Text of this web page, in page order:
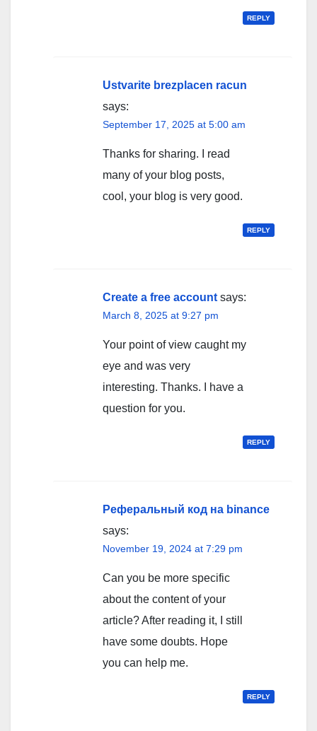
REPLY
Ustvarite brezplacen racun
says:
September 17, 2025 at 5:00 am
Thanks for sharing. I read
many of your blog posts,
cool, your blog is very good.
REPLY
Create a free account says:
March 8, 2025 at 9:27 pm
Your point of view caught my
eye and was very
interesting. Thanks. I have a
question for you.
REPLY
Реферальный код на binance
says:
November 19, 2024 at 7:29 pm
Can you be more specific
about the content of your
article? After reading it, I still
have some doubts. Hope
you can help me.
REPLY